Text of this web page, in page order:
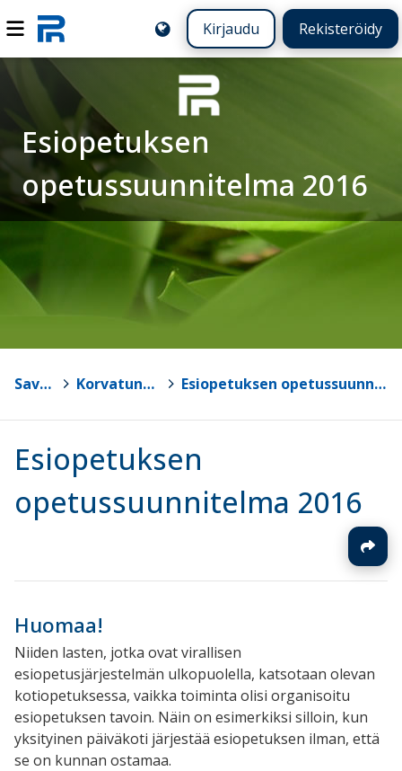
Kirjaudu Rekisteröidy
Esiopetuksen
opetussuunnitelma 2016
Savukoski > Korvatunturin koulu > Esiopetuksen opetussuunnitelma 2016
Esiopetuksen
opetussuunnitelma 2016
Huomaa!
Niiden lasten, jotka ovat virallisen
esiopetusjärjestelmän ulkopuolella, katsotaan olevan
kotiopetuksessa, vaikka toiminta olisi organisoitu
esiopetuksen tavoin. Näin on esimerkiksi silloin, kun
yksityinen päiväkoti järjestää esiopetuksen ilman, että
se on kunnan ostamaa.